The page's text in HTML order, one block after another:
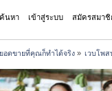
ค้นหา เข้าสู่ระบบ สมัครสมาชิ
อดขายที่คุณก็ทำได้จริง» เวบโพ